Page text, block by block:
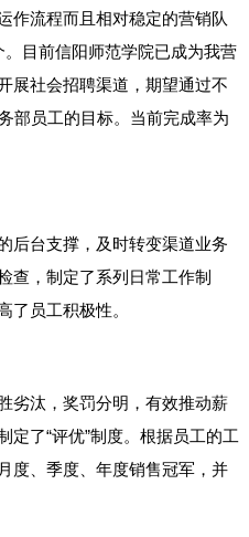
作流程而且相对稳定的营销队
目前信阳师范学院已成为我营
展社会招聘渠道，期望通过不
部员工的目标。当前完成率为
后台支撑，及时转变渠道业务
查，制定了系列日常工作制
了员工积极性。
劣汰，奖罚分明，有效推动薪
定了“评优”制度。根据员工的工
度、季度、年度销售冠军，并